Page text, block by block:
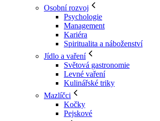
Osobní rozvoj
Psychologie
Management
Kariéra
Spiritualita a náboženství
Jídlo a vaření
Světová gastronomie
Levné vaření
Kulinářské triky
Mazlíčci
Kočky
Pejskové